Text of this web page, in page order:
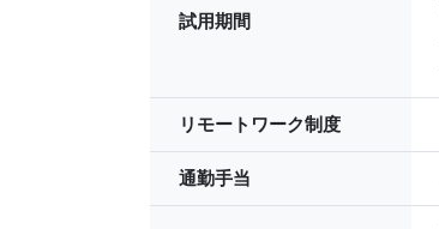
試用期間
リモートワーク制度
通勤手当